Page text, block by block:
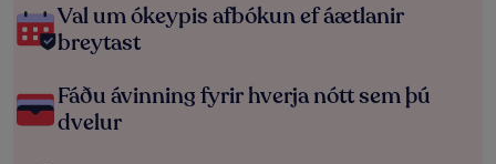
Val um ókeypis afbókun ef áætlanir
breytast
Fáðu ávinning fyrir hverja nótt sem þú
dvelur